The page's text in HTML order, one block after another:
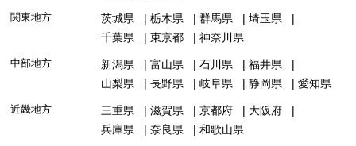
関東地方 茨城県 栃木県 群馬県
埼玉県
千葉県
東京都 神奈川県
中部地方 新潟県 富山県 石川県
福井県
山梨県
長野県 岐阜県 静岡県 愛知県
近畿地方 三重県 滋賀県 京都府
大阪府
兵庫県
奈良県 和歌山県